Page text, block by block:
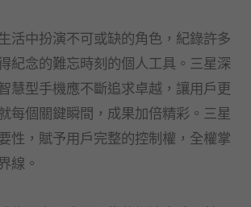
活中扮演不可或缺的角色，紀錄許多
紀念的難忘時刻的個人工具。三星深
慧型手機應不斷追求卓越，讓用戶更
每個關鍵瞬間，成果加倍精彩。三星
性，賦予用戶完整的控制權，全權掌
線。